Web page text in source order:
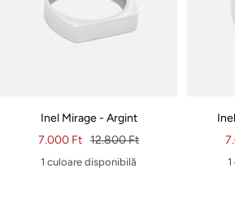
Inel Mirage - Argint
Pret
special
7.000 Ft Pret
original
12.800 Ft
1 culoare disponibilă